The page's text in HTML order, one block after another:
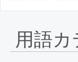
用語